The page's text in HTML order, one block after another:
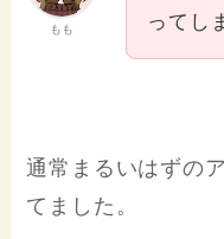
もも
ってし
通常まるいはずの
てました。